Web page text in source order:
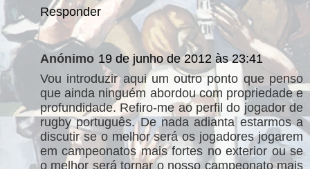
Responder
Anónimo 19 de junho de 2012 às 23:41
Vou introduzir aqui um outro ponto que penso
que ainda ninguém abordou com propriedade e
profundidade. Refiro-me ao perfil do jogador de
rugby português. De nada adianta estarmos a
discutir se o melhor será os jogadores jogarem
em campeonatos mais fortes no exterior ou se
o melhor será tornar o nosso campeonato mais